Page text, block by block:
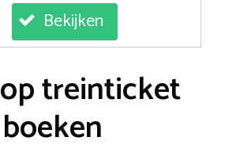
Bekijken
treinticket